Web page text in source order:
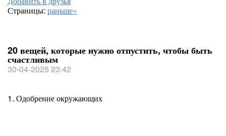
Страницы: раньше»
20 вещей, которые нужно отпустить, чтобы быть
счастливым
30-04-2025 23:42
1. Одобрение окружающих